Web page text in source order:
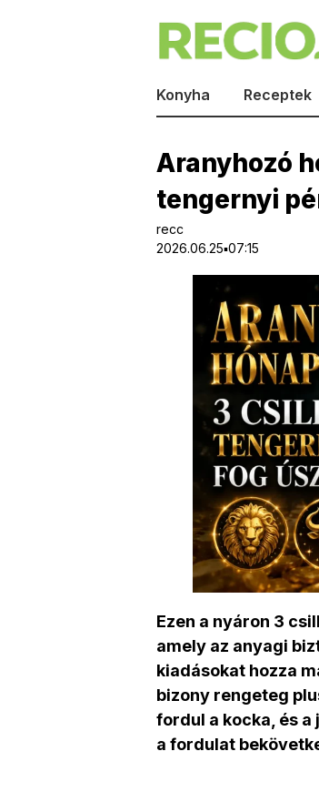
Konyha Receptek
Aranyhozó
tengernyi
recc
2026.06.25▪07:15
Ezen a nyáron 3
amely az anyagi
kiadásokat hozza
bizony rengeteg
fordul a kocka, és a
a fordulat